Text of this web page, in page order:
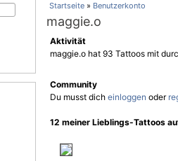
Startseite » Benutzerkonto
maggie.o
Aktivität
maggie.o hat 93 Tattoos mit
Community
Du musst dich einloggen oder
12 meiner Lieblings-Tattoos